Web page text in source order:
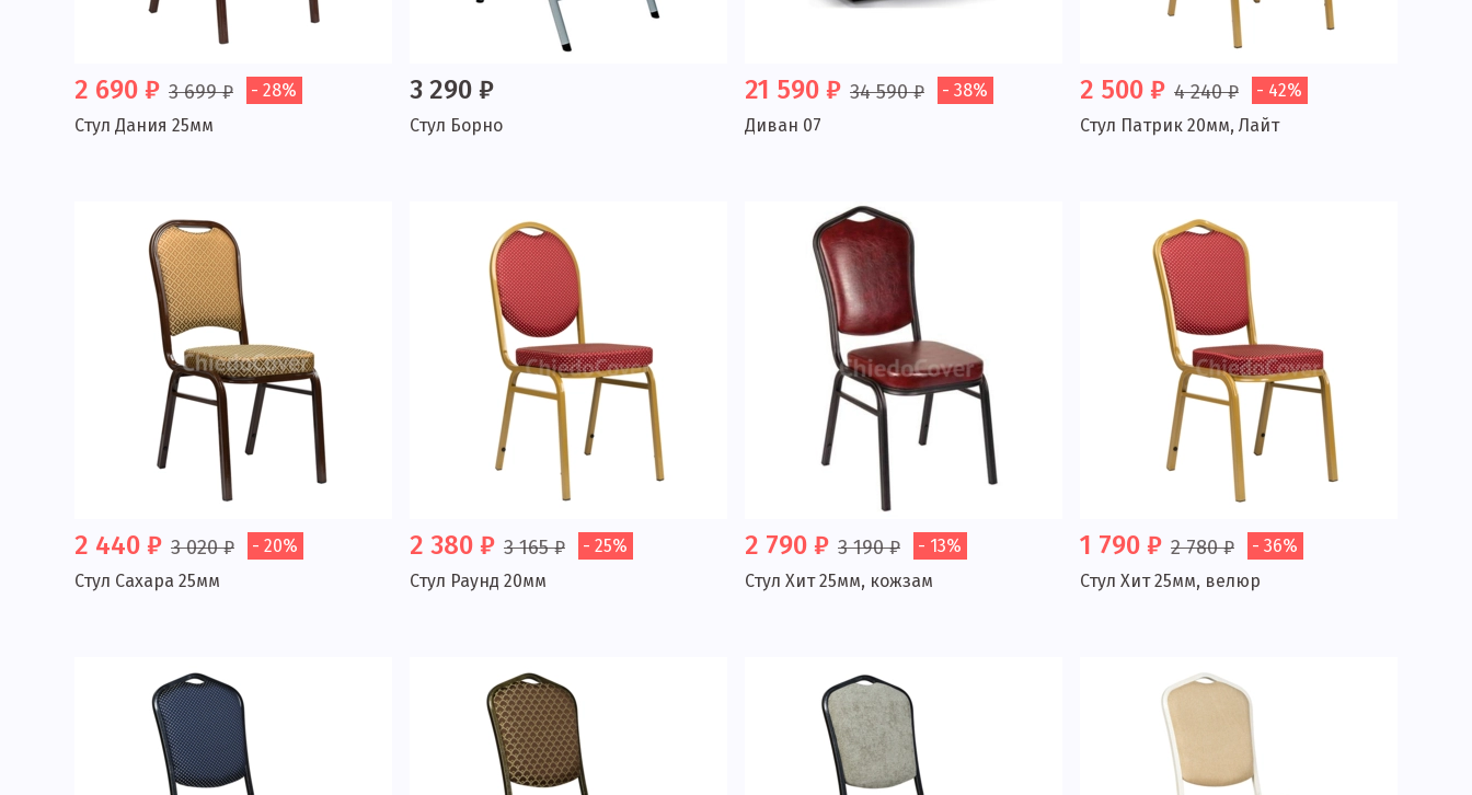
2 690 ₽ 3 699 ₽
- 28%
Стул Дания 25мм
3 290 ₽
Стул Борно
21 590 ₽ 34 590 ₽
- 38%
Диван 07
2 500 ₽ 4 240 ₽
- 42%
Стул Патрик 20мм, Лайт
2 440 ₽ 3 020 ₽
- 20%
Стул Сахара 25мм
2 380 ₽ 3 165 ₽
- 25%
Стул Раунд 20мм
2 790 ₽ 3 190 ₽
- 13%
Стул Хит 25мм, кожзам
1 790 ₽ 2 780 ₽
- 36%
Стул Хит 25мм, велюр